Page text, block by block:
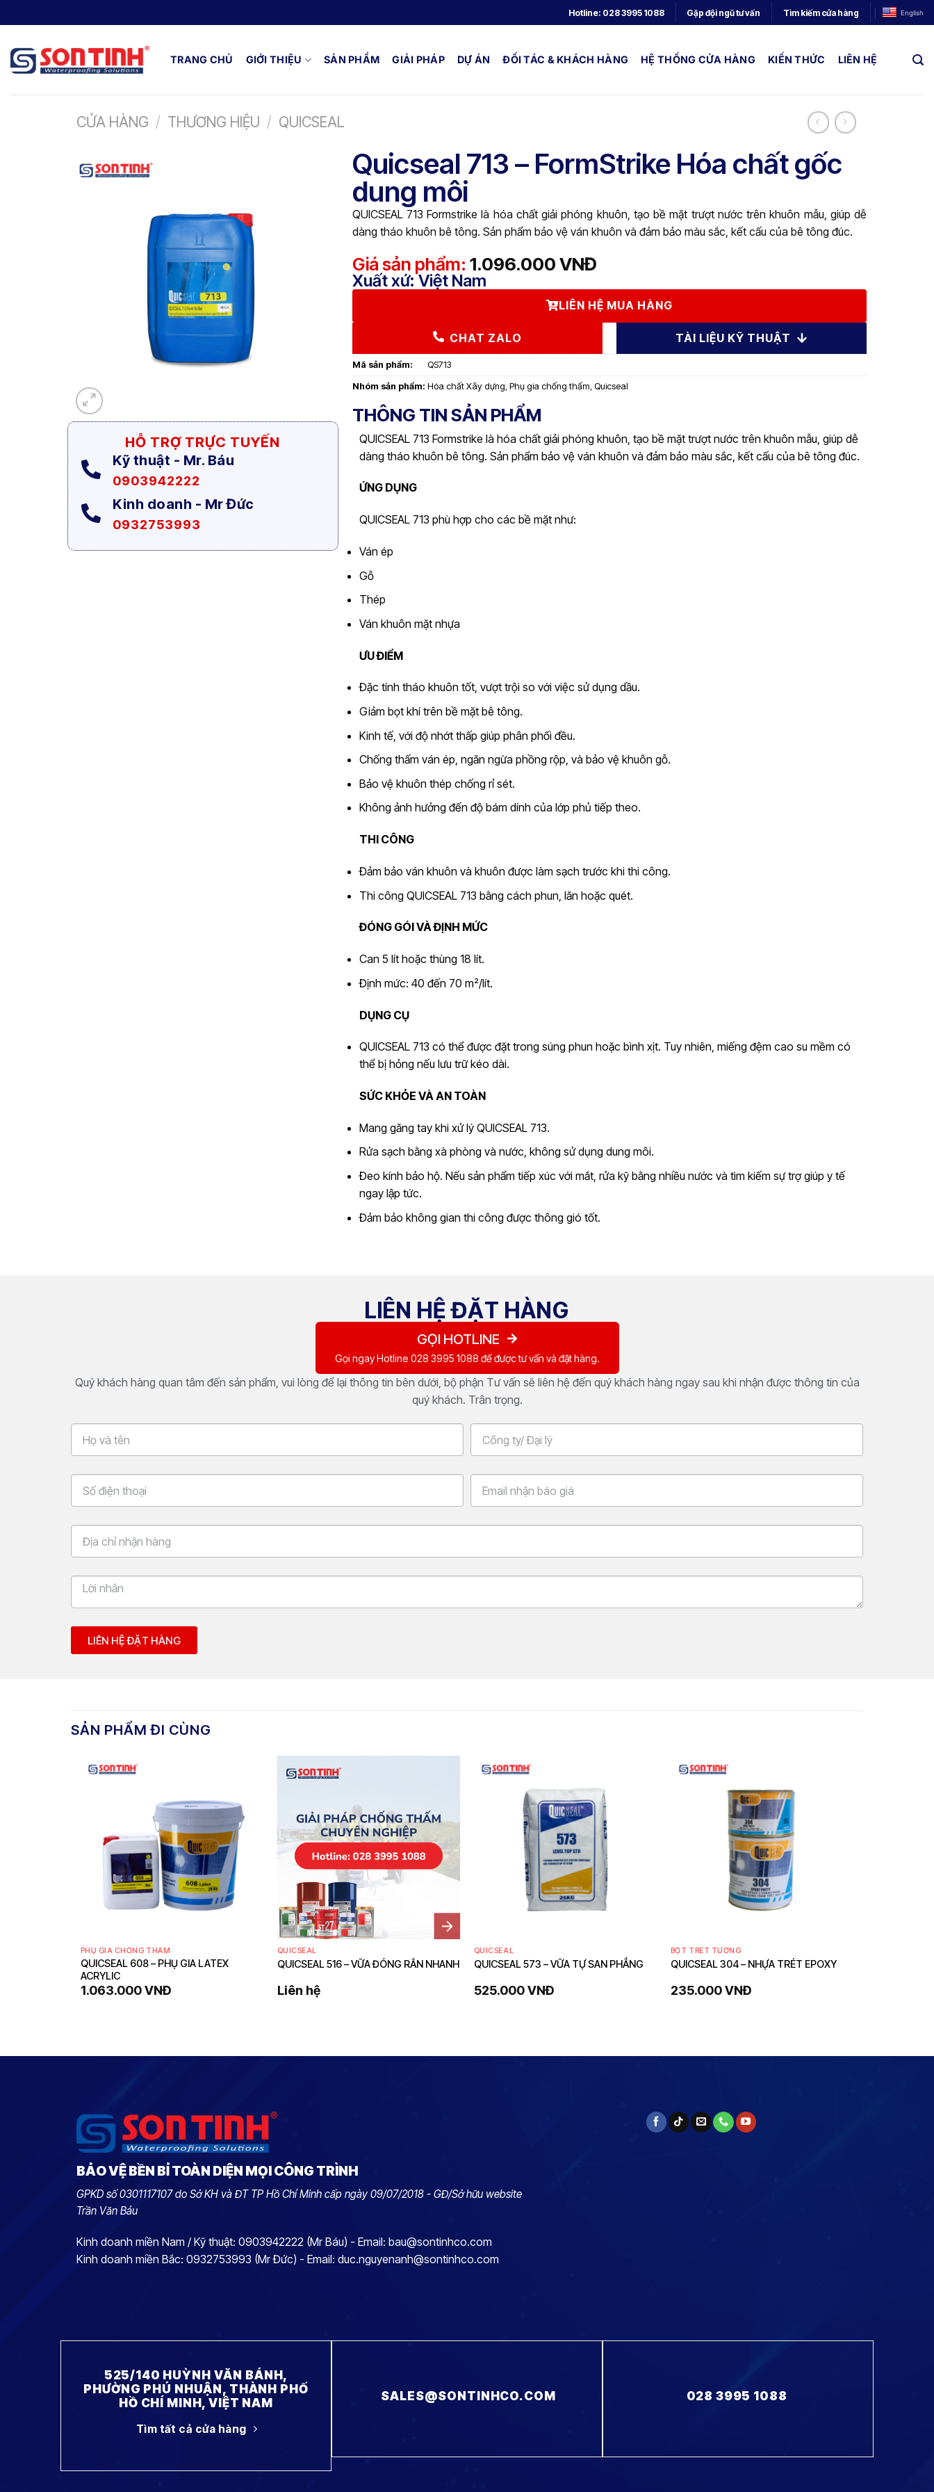
Hotline: 028 3995 1088 Gặp đội ngũ tư vấn Tìm kiếm cửa hàng English
TRANG CHỦ GIỚI THIỆU SẢN PHẨM GIẢI PHÁP DỰ ÁN ĐỐI TÁC & KHÁCH HÀNG HỆ THỐNG CỬA HÀNG KIẾN THỨC LIÊN HỆ
CỬA HÀNG / THƯƠNG HIỆU / QUICSEAL
HỖ TRỢ TRỰC TUYẾN
Kỹ thuật - Mr. Báu
0903942222
Kinh doanh - Mr Đức
0932753993
Quicseal 713 – FormStrike Hóa chất gốc
dung môi
QUICSEAL 713 Formstrike là hóa chất giải phóng khuôn, tạo bề mặt trượt nước trên khuôn mẫu, giúp dễ
dàng tháo khuôn bê tông. Sản phẩm bảo vệ ván khuôn và đảm bảo màu sắc, kết cấu của bê tông đúc.
Giá sản phẩm: 1.096.000VNĐ
Xuất xứ: Việt Nam
LIÊN HỆ MUA HÀNG
CHAT ZALO TÀI LIỆU KỸ THUẬT
Mã sản phẩm: QS713
Nhóm sản phẩm: Hóa chất Xây dựng Phụ gia chống thấm Quicseal
THÔNG TIN SẢN PHẨM
QUICSEAL 713 Formstrike là hóa chất giải phóng khuôn, tạo bề mặt trượt nước trên khuôn mẫu, giúp dễ
dàng tháo khuôn bê tông. Sản phẩm bảo vệ ván khuôn và đảm bảo màu sắc, kết cấu của bê tông đúc.
ỨNG DỤNG
QUICSEAL 713 phù hợp cho các bề mặt như:
Ván ép
Gỗ
Thép
Ván khuôn mặt nhựa
ƯU ĐIỂM
Đặc tính tháo khuôn tốt, vượt trội so với việc sử dụng dầu.
Giảm bọt khí trên bề mặt bê tông.
Kinh tế, với độ nhớt thấp giúp phân phối đều.
Chống thấm ván ép, ngăn ngừa phồng rộp, và bảo vệ khuôn gỗ.
Bảo vệ khuôn thép chống rỉ sét.
Không ảnh hưởng đến độ bám dính của lớp phủ tiếp theo.
THI CÔNG
Đảm bảo ván khuôn và khuôn được làm sạch trước khi thi công.
Thi công QUICSEAL 713 bằng cách phun, lăn hoặc quét.
ĐÓNG GÓI VÀ ĐỊNH MỨC
Can 5 lít hoặc thùng 18 lít.
Định mức: 40 đến 70 m²/lít.
DỤNG CỤ
QUICSEAL 713 có thể được đặt trong súng phun hoặc bình xịt. Tuy nhiên, miếng đệm cao su mềm có
thể bị hỏng nếu lưu trữ kéo dài.
SỨC KHỎE VÀ AN TOÀN
Mang găng tay khi xử lý QUICSEAL 713.
Rửa sạch bằng xà phòng và nước, không sử dụng dung môi.
Đeo kính bảo hộ. Nếu sản phẩm tiếp xúc với mắt, rửa kỹ bằng nhiều nước và tìm kiếm sự trợ giúp y tế
ngay lập tức.
Đảm bảo không gian thi công được thông gió tốt.
LIÊN HỆ ĐẶT HÀNG
GỌI HOTLINE
Gọi ngay Hotline 028 3995 1088 để được tư vấn và đặt hàng.
Quý khách hàng quan tâm đến sản phẩm, vui lòng để lại thông tin bên dưới, bộ phận Tư vấn sẽ liên hệ đến quý khách hàng ngay sau khi nhận được thông tin của
quý khách. Trân trọng.
LIÊN HỆ ĐẶT HÀNG
PHỤ GIA CHỐNG THẤM
QUICSEAL 608 – PHỤ GIA LATEX
ACRYLIC
1.063.000VNĐ
QUICSEAL
QUICSEAL 516 – VỮA ĐÓNG RẮN NHANH
Liên hệ
QUICSEAL
QUICSEAL 573 – VỮA TỰ SAN PHẲNG
525.000VNĐ
BỘT TRÉT TƯỜNG
QUICSEAL 304 – NHỰA TRÉT EPOXY
235.000VNĐ
BẢO VỆ BỀN BỈ TOÀN DIỆN MỌI CÔNG TRÌNH
GPKD số 0301117107 do Sở KH và ĐT TP Hồ Chí Minh cấp ngày 09/07/2018 - GĐ/Sở hữu website
Trần Văn Báu
Kinh doanh miền Nam / Kỹ thuật: 0903942222 (Mr Báu) - Email: bau@sontinhco.com
Kinh doanh miền Bắc: 0932753993 (Mr Đức) - Email: duc.nguyenanh@sontinhco.com
525/140 HUỲNH VĂN BÁNH,
PHƯỜNG PHÚ NHUẬN, THÀNH PHỐ
HỒ CHÍ MINH, VIỆT NAM
Tìm tất cả cửa hàng
SALES@SONTINHCO.COM 028 3995 1088